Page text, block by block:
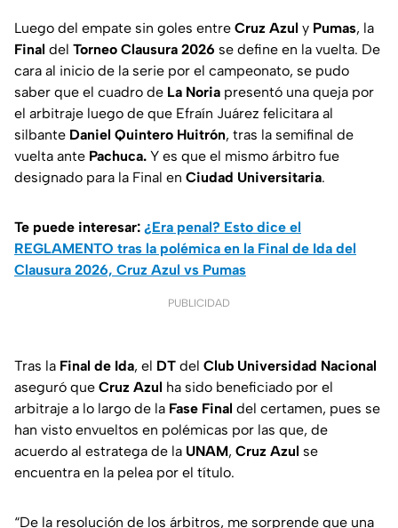
Luego del empate sin goles entre Cruz Azul y Pumas, la
Final del Torneo Clausura 2026 se define en la vuelta. De
cara al inicio de la serie por el campeonato, se pudo
saber que el cuadro de La Noria presentó una queja por
el arbitraje luego de que Efraín Juárez felicitara al
silbante Daniel Quintero Huitrón, tras la semifinal de
vuelta ante Pachuca. Y es que el mismo árbitro fue
designado para la Final en Ciudad Universitaria.
Te puede interesar: ¿Era penal? Esto dice el
REGLAMENTO tras la polémica en la Final de Ida del
Clausura 2026, Cruz Azul vs Pumas
PUBLICIDAD
Tras la Final de Ida, el DT del Club Universidad Nacional
aseguró que Cruz Azul ha sido beneficiado por el
arbitraje a lo largo de la Fase Final del certamen, pues se
han visto envueltos en polémicas por las que, de
acuerdo al estratega de la UNAM, Cruz Azul se
encuentra en la pelea por el título.
“De la resolución de los árbitros, me sorprende que una